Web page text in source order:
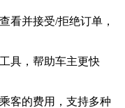
看并接受/拒绝订单，
具，帮助车主更快
客的费用，支持多种